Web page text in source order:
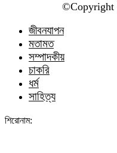
©️Copyright
জীবনযাপন
মতামত
সম্পাদকীয়
চাকরি
ধর্ম
সাহিত্য
শিরোনাম: